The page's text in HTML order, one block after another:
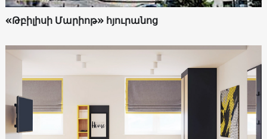
«Թբիլիսի Մարիոթ» հյուրանոց